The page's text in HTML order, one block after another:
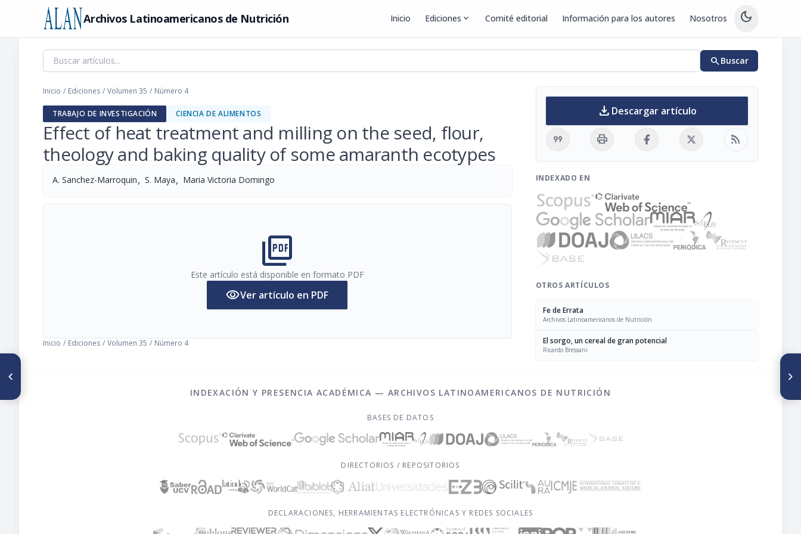
Archivos Latinoamericanos de Nutrición Inicio Ediciones expand_more Comité editorial Información para los autores Nosotros dark_mode
searchBuscar
Inicio / Ediciones / Volumen 35 / Número 4
TRABAJO DE INVESTIGACIÓN CIENCIA DE ALIMENTOS
Effect of heat treatment and milling on the seed, flour,
theology and baking quality of some amaranth ecotypes
A. Sanchez-Marroquin, S. Maya, Maria Victoria Domingo
picture_as_pdf
Este artículo está disponible en formato PDF
visibilityVer artículo en PDF
Inicio / Ediciones / Volumen 35 / Número 4
download Descargar artículo
format_quote print rss_feed
INDEXADO EN
OTROS ARTÍCULOS
Fe de Errata
Archivos Latinoamericanos de Nutrición
El sorgo, un cereal de gran potencial
Ricardo Bressani
INDEXACIÓN Y PRESENCIA ACADÉMICA — ARCHIVOS LATINOAMERICANOS DE NUTRICIÓN
BASES DE DATOS
DIRECTORIOS / REPOSITORIOS
DECLARACIONES, HERRAMIENTAS ELECTRÓNICAS Y REDES SOCIALES